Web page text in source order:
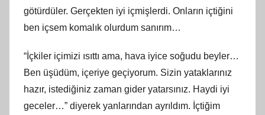
götürdüler. Gerçekten iyi içmişlerdi. Onların içtiğini
ben içsem komalık olurdum sanırım…
“İçkiler içimizi ısıttı ama, hava iyice soğudu beyler…
Ben üşüdüm, içeriye geçiyorum. Sizin yataklarınız
hazır, istediğiniz zaman gider yatarsınız. Haydi iyi
geceler…” diyerek yanlarından ayrıldım. İçtiğim